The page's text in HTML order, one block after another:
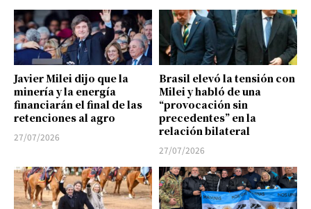
Javier Milei dijo que la
minería y la energía
financiarán el final de las
retenciones al agro
27/07/2026
Brasil elevó la tensión con
Milei y habló de una
“provocación sin
precedentes” en la
relación bilateral
27/07/2026